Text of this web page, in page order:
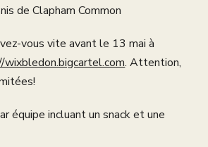
de Clapham Common
vous vite avant le 13 mai à
. Attention,
équipe incluant un snack et une